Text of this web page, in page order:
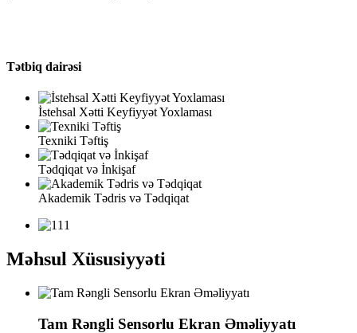
Tətbiq dairəsi
İstehsal Xətti Keyfiyyət Yoxlaması
Texniki Təftiş
Tədqiqat və İnkişaf
Akademik Tədris və Tədqiqat
Məhsul Xüsusiyyəti
Tam Rəngli Sensorlu Ekran Əməliyyatı